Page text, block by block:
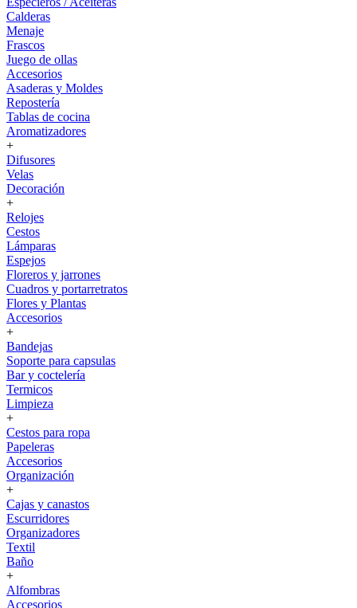
Calderas
Menaje
Frascos
Juego de ollas
Accesorios
Asaderas y Moldes
Repostería
Tablas de cocina
Aromatizadores
+
Difusores
Velas
Decoración
+
Relojes
Cestos
Lámparas
Espejos
Floreros y jarrones
Cuadros y portarretratos
Flores y Plantas
Accesorios
+
Bandejas
Soporte para capsulas
Bar y coctelería
Termicos
Limpieza
+
Cestos para ropa
Papeleras
Accesorios
Organización
+
Cajas y canastos
Escurridores
Organizadores
Textil
Baño
+
Alfombras
Accesorios